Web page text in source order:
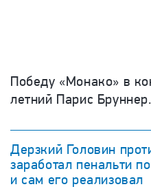
Победу «Монако» в
летний Парис Бруннер.
Дерзкий Головин
заработал пенальти
и сам его реализовал